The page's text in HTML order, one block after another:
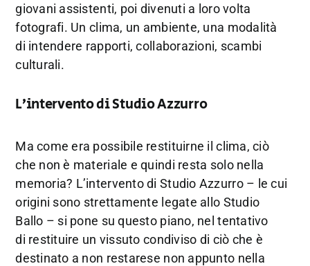
giovani assistenti, poi divenuti a loro volta
fotografi. Un clima, un ambiente, una modalità
di intendere rapporti, collaborazioni, scambi
culturali.
L’intervento di Studio Azzurro
Ma come era possibile restituirne il clima, ciò
che non è materiale e quindi resta solo nella
memoria? L’intervento di Studio Azzurro – le cui
origini sono strettamente legate allo Studio
Ballo – si pone su questo piano, nel tentativo
di restituire un vissuto condiviso di ciò che è
destinato a non restarese non appunto nella